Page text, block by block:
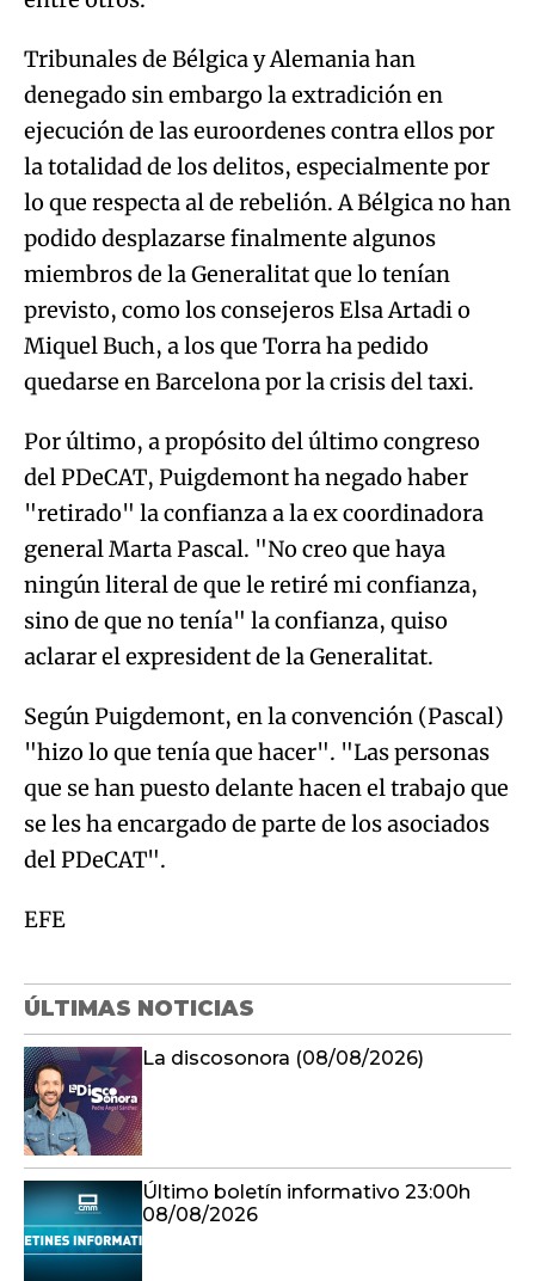
Tribunales de Bélgica y Alemania han
denegado sin embargo la extradición en
ejecución de las euroordenes contra ellos por
la totalidad de los delitos, especialmente por
lo que respecta al de rebelión. A Bélgica no han
podido desplazarse finalmente algunos
miembros de la Generalitat que lo tenían
previsto, como los consejeros Elsa Artadi o
Miquel Buch, a los que Torra ha pedido
quedarse en Barcelona por la crisis del taxi.
Por último, a propósito del último congreso
del PDeCAT, Puigdemont ha negado haber
"retirado" la confianza a la ex coordinadora
general Marta Pascal. "No creo que haya
ningún literal de que le retiré mi confianza,
sino de que no tenía" la confianza, quiso
aclarar el expresident de la Generalitat.
Según Puigdemont, en la convención (Pascal)
"hizo lo que tenía que hacer". "Las personas
que se han puesto delante hacen el trabajo que
se les ha encargado de parte de los asociados
del PDeCAT".
EFE
ÚLTIMAS NOTICIAS
La discosonora (08/08/2026)
Último boletín informativo 23:00h
08/08/2026